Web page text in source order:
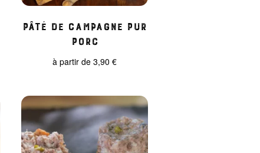
Pâté de Campagne pur
porc
à partir de3,90€